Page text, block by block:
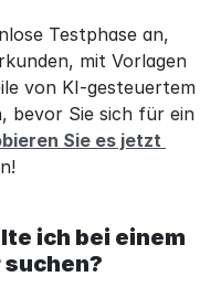
Testphase an,
mit Vorlagen
von KI-gesteuertem
bevor Sie sich für ein
Sie es jetzt
ich bei einem